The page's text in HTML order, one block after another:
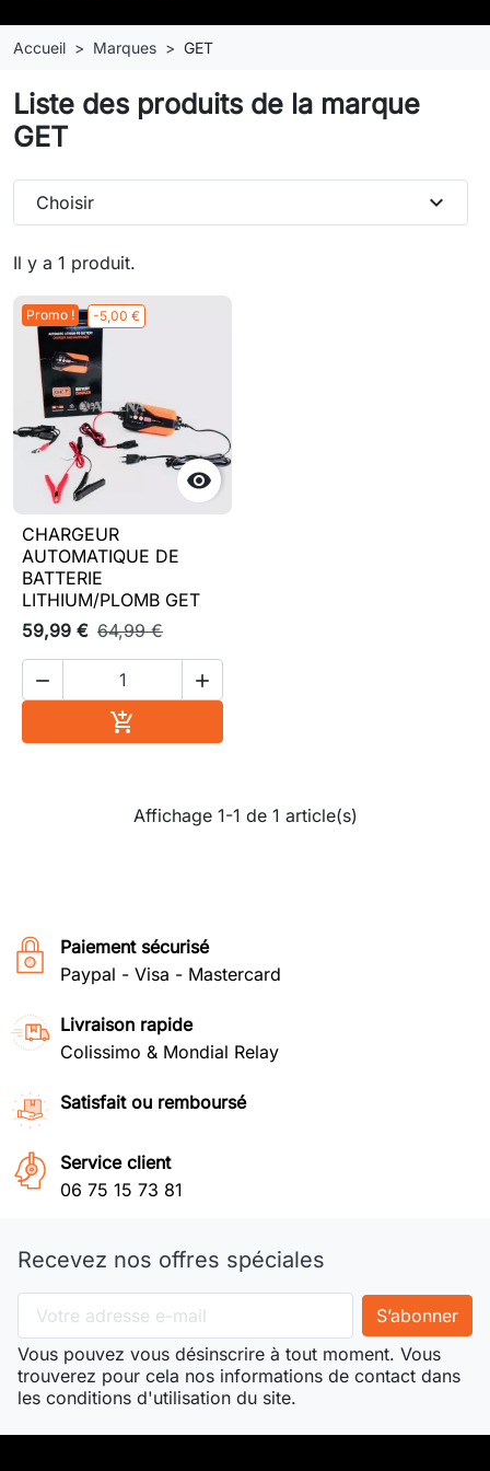
Accueil Marques GET
Liste des produits de la marque
GET
Il y a 1 produit.
Choisir expand_more
Promo ! -5,00 €

CHARGEUR
AUTOMATIQUE DE
BATTERIE
LITHIUM/PLOMB GET
59,99 € 64,99 €
 

Affichage 1-1 de 1 article(s)
Paiement sécurisé
Paypal - Visa - Mastercard
Livraison rapide
Colissimo & Mondial Relay
Satisfait ou remboursé
Service client
06 75 15 73 81
Recevez nos offres spéciales
Vous pouvez vous désinscrire à tout moment. Vous
trouverez pour cela nos informations de contact dans
les conditions d'utilisation du site.